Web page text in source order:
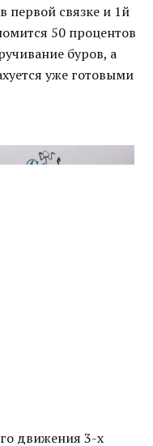
первой связке и 1й
50 процентов
буров, а
уже готовыми
движения 3-х